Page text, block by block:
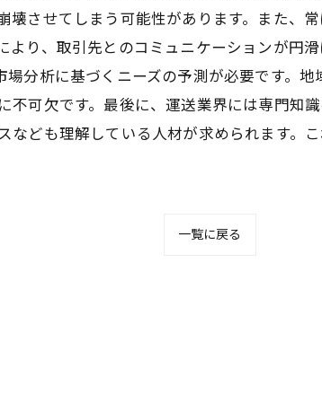
壊させてしまう可能性があります。また、
より、取引先とのコミュニケーションが円
分析に基づくニーズの予測が必要です。
不可欠です。最後に、運送業界には専門知
なども理解している人材が求められます。
一覧に戻る